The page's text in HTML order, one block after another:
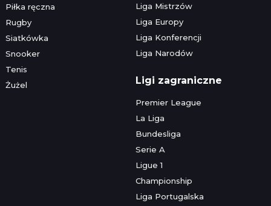
Piłka ręczna
Rugby
Siatkówka
Snooker
Tenis
Żużel
Liga Mistrzów
Liga Europy
Liga Konferencji
Liga Narodów
Ligi zagraniczne
Premier League
La Liga
Bundesliga
Serie A
Ligue 1
Championship
Liga Portugalska